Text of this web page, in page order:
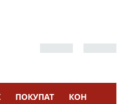
ПОКУПАТЕЛЯМКОНТАКТЫ